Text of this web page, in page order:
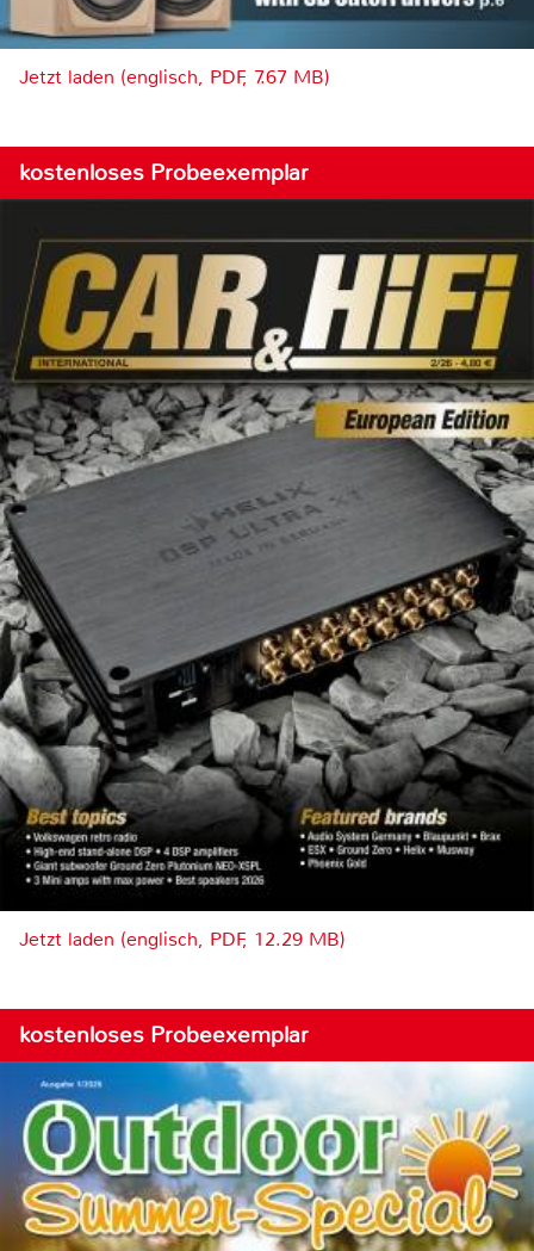
Jetzt laden (englisch, PDF, 7.67 MB)
kostenloses Probeexemplar
Jetzt laden (englisch, PDF, 12.29 MB)
kostenloses Probeexemplar